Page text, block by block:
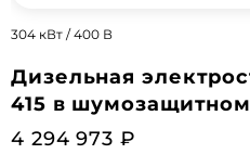
304 кВт / 400 В
Дизельная
415 в
4 294 973 ₽